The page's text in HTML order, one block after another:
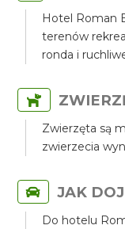
Hotel Roman
terenów
ronda i
Zwierzęta są
zwierzecia
JAK
Do hotelu